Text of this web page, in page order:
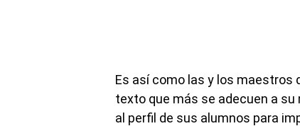
Es así como las y los maestros
texto que más se adecuen a
al perfil de sus alumnos para